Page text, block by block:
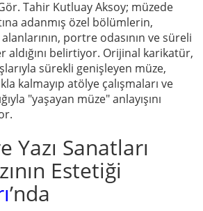
Tahir Kutluay Aksoy; müzede
adanmış özel bölümlerin,
portre odasının ve süreli
aldığını belirtiyor. Orijinal karikatür,
sürekli genişleyen müze,
kalmayıp atölye çalışmaları ve
"yaşayan müze" anlayışını
Yazı Sanatları
Estetiği
’nda